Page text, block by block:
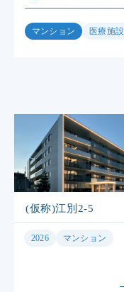
マンション 医療施設
(仮称)江別2-5
2026 マンション